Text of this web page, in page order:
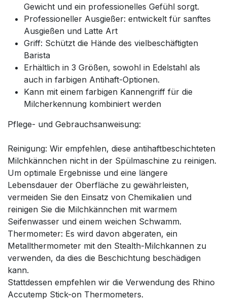
Gewicht und ein professionelles Gefühl sorgt.
Professioneller Ausgießer: entwickelt für sanftes
Ausgießen und Latte Art
Griff: Schützt die Hände des vielbeschäftigten
Barista
Erhältlich in 3 Größen, sowohl in Edelstahl als
auch in farbigen Antihaft-Optionen.
Kann mit einem farbigen Kannengriff für die
Milcherkennung kombiniert werden
Pflege- und Gebrauchsanweisung:
Reinigung: Wir empfehlen, diese antihaftbeschichteten
Milchkännchen nicht in der Spülmaschine zu reinigen.
Um optimale Ergebnisse und eine längere
Lebensdauer der Oberfläche zu gewährleisten,
vermeiden Sie den Einsatz von Chemikalien und
reinigen Sie die Milchkännchen mit warmem
Seifenwasser und einem weichen Schwamm.
Thermometer: Es wird davon abgeraten, ein
Metallthermometer mit den Stealth-Milchkannen zu
verwenden, da dies die Beschichtung beschädigen
kann.
Stattdessen empfehlen wir die Verwendung des Rhino
Accutemp Stick-on Thermometers.